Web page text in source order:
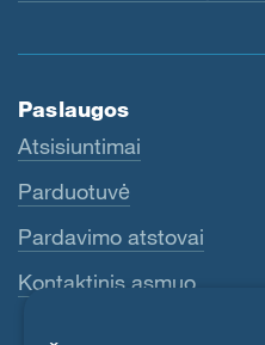
Paslaugos
Atsisiuntimai
Parduotuvė
Pardavimo atstovai
Kontaktinis asmuo